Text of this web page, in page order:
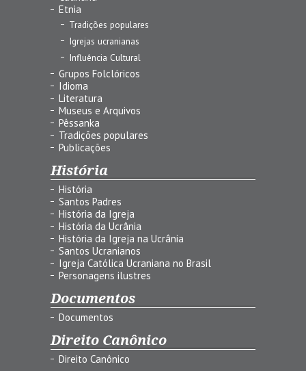
Etnia
Tradições populares
Igrejas ucranianas
Influência Cultural
Grupos Folclóricos
Idioma
Literatura
Museus e Arquivos
Pêssanka
Tradições populares
Publicações
História
História
Santos Padres
História da Igreja
História da Ucrânia
História da Igreja na Ucrânia
Santos Ucranianos
Igreja Católica Ucraniana no Brasil
Personagens ilustres
Documentos
Documentos
Direito Canônico
Direito Canônico